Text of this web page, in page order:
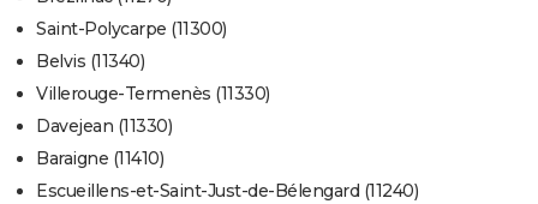
Saint-Polycarpe (11300)
Belvis (11340)
Villerouge-Termenès (11330)
Davejean (11330)
Baraigne (11410)
Escueillens-et-Saint-Just-de-Bélengard (11240)